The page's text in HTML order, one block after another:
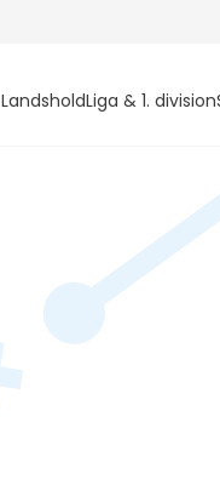
LandsholdLiga & 1. division